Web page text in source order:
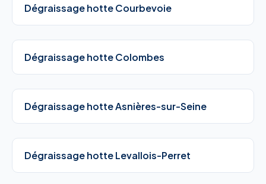
Dégraissage hotte Courbevoie
Dégraissage hotte Colombes
Dégraissage hotte Asnières-sur-Seine
Dégraissage hotte Levallois-Perret